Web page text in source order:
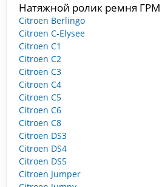
Натяжной ролик ремня ГРМ
Citroen Berlingo
Citroen C-Elysee
Citroen C1
Citroen C2
Citroen C3
Citroen C4
Citroen C5
Citroen C6
Citroen C8
Citroen DS3
Citroen DS4
Citroen DS5
Citroen Jumper